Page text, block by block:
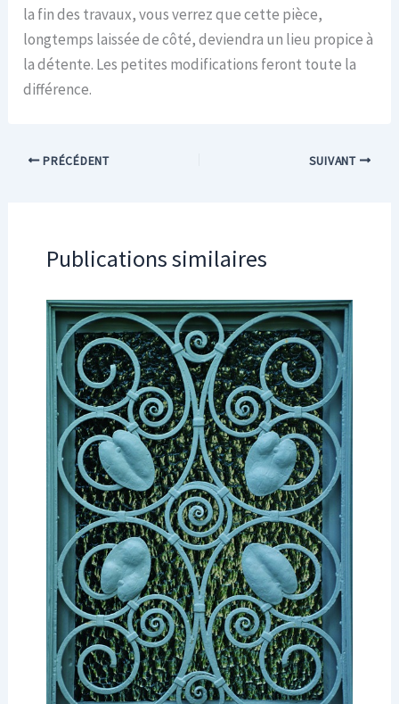
la fin des travaux, vous verrez que cette pièce,
longtemps laissée de côté, deviendra un lieu propice à
la détente. Les petites modifications feront toute la
différence.
PRÉCÉDENT SUIVANT
Publications similaires